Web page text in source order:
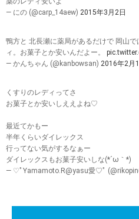
— にの (@carp_14aew) 2015年3月2日
鴨方と 北長瀬に薬局があるだけで 岡山
ィ。お菓子とか安いんだよー。
— かんちゃん (@kanbowsan) 2016年2月
くすりのレディってさ
お菓子とか安いしええよね♡
最近てかもー
半年くらいダイレックス
行ってない気がするなぁー
ダイレックスもお菓子安いしな(*´ω｀*)
— ♡ﾟYamamoto.R@yasu愛♡ﾟ